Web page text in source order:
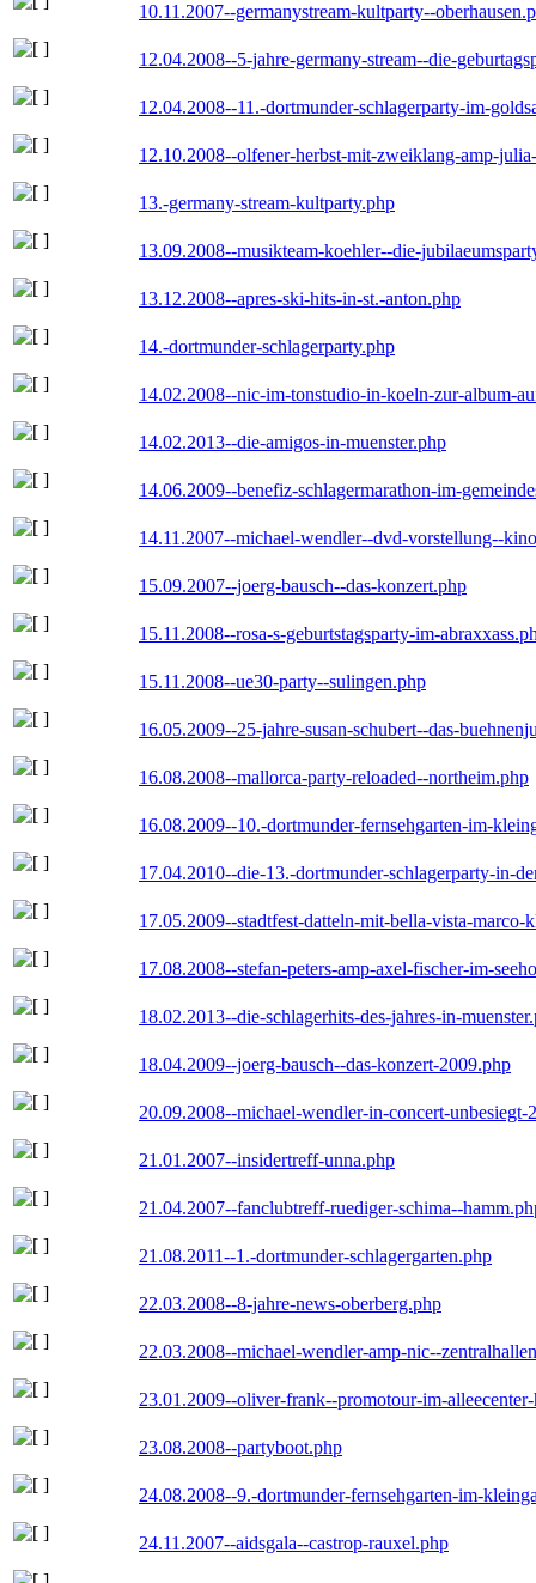
10.11.2007--germanystream-kultparty--
12.04.2008--5-jahre-germany-stream--die-
12.04.2008--11.-dortmunder-schlagerparty-im-
12.10.2008--olfener-herbst-mit-zweiklang-amp-
13.-germany-stream-kultparty.php
13.09.2008--musikteam-koehler--die-
13.12.2008--apres-ski-hits-in-st.-anton.php
14.-dortmunder-schlagerparty.php
14.02.2008--nic-im-tonstudio-in-koeln-zur-album-
14.02.2013--die-amigos-in-muenster.php
14.06.2009--benefiz-schlagermarathon-im-
14.11.2007--michael-wendler--dvd-vorstellung--
15.09.2007--joerg-bausch--das-konzert.php
15.11.2008--rosa-s-geburtstagsparty-im-
15.11.2008--ue30-party--sulingen.php
16.05.2009--25-jahre-susan-schubert--das-
16.08.2008--mallorca-party-reloaded--northeim.php
16.08.2009--10.-dortmunder-fernsehgarten-im-
17.04.2010--die-13.-dortmunder-schlagerparty-in-
17.05.2009--stadtfest-datteln-mit-bella-vista-marco-
17.08.2008--stefan-peters-amp-axel-fischer-im-
18.02.2013--die-schlagerhits-des-jahres-in-
18.04.2009--joerg-bausch--das-konzert-2009.php
20.09.2008--michael-wendler-in-concert-unbesiegt-
21.01.2007--insidertreff-unna.php
21.04.2007--fanclubtreff-ruediger-schima--
21.08.2011--1.-dortmunder-schlagergarten.php
22.03.2008--8-jahre-news-oberberg.php
22.03.2008--michael-wendler-amp-nic--
23.01.2009--oliver-frank--promotour-im-
23.08.2008--partyboot.php
24.08.2008--9.-dortmunder-fernsehgarten-im-
24.11.2007--aidsgala--castrop-rauxel.php